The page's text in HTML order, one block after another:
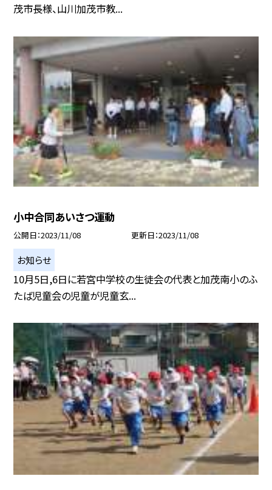
茂市長様、山川加茂市教...
小中合同あいさつ運動
公開日 2023/11/08 更新日 2023/11/08
お知らせ
10月5日,6日に若宮中学校の生徒会の代表と加茂南小のふ
たば児童会の児童が児童玄...